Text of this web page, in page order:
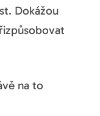
Dokážou
na to